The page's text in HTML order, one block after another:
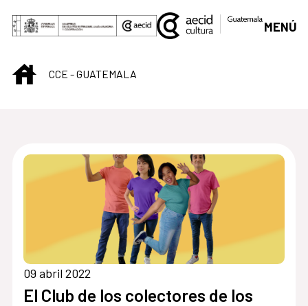
Saltar al contenido principal
MENÚ
INICIOCCE - GUATEMALA
09 abril 2022
El Club de los colectores de los